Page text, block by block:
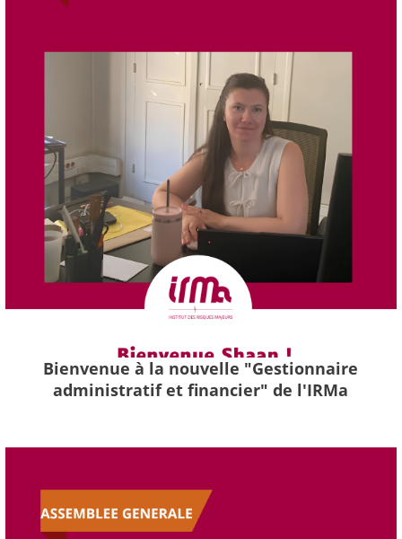
Bienvenue à la nouvelle "Gestionnaire
administratif et financier" de l'IRMa